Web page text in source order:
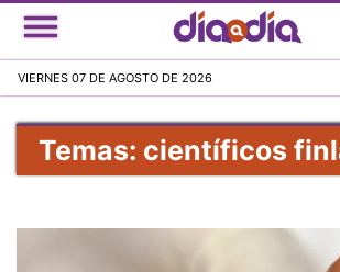
Pasar
al
principal
VIERNES 07 DE AGOSTO DE 2026
Temas: científicos